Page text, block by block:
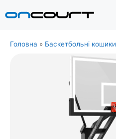
до
Головна » Баскетбольні кошики